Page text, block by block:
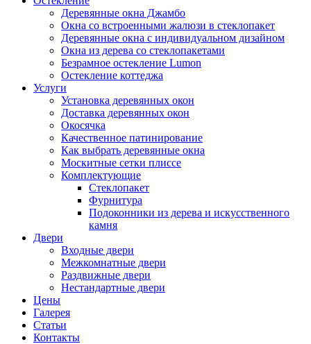
Деревянные окна Джамбо
Окна со встроенными жалюзи в стеклопакет
Деревянные окна с индивидуальном дизайном
Окна из дерева со стеклопакетами
Безрамное остекление Lumon
Остекление коттеджа
Услуги
Установка деревянных окон
Доставка деревянных окон
Окосячка
Качественное патинирование
Как выбрать деревянные окна
Москитные сетки плиссе
Комплектующие
Стеклопакет
Фурнитура
Подоконники из дерева и искусственного
камня
Двери
Входные двери
Межкомнатные двери
Раздвижные двери
Нестандартные двери
Цены
Галерея
Статьи
Контакты